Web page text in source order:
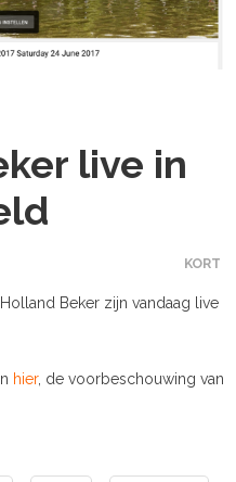
live in
KORT
Beker zijn vandaag live
hier, de voorbeschouwing van